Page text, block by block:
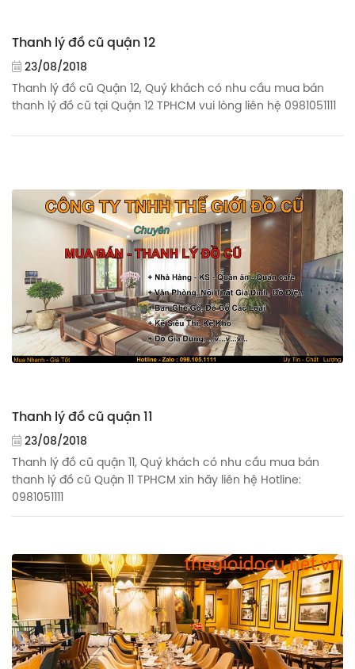
Thanh lý đồ cũ quận 12
23/08/2018
Thanh lý đồ cũ Quận 12, Quý khách có nhu cầu mua bán
thanh lý đồ cũ tại Quận 12 TPHCM vui lòng liên hệ 0981051111
Thanh lý đồ cũ quận 11
23/08/2018
Thanh lý đồ cũ quận 11, Quý khách có nhu cầu mua bán
thanh lý đồ cũ Quận 11 TPHCM xin hãy liên hệ Hotline:
0981051111